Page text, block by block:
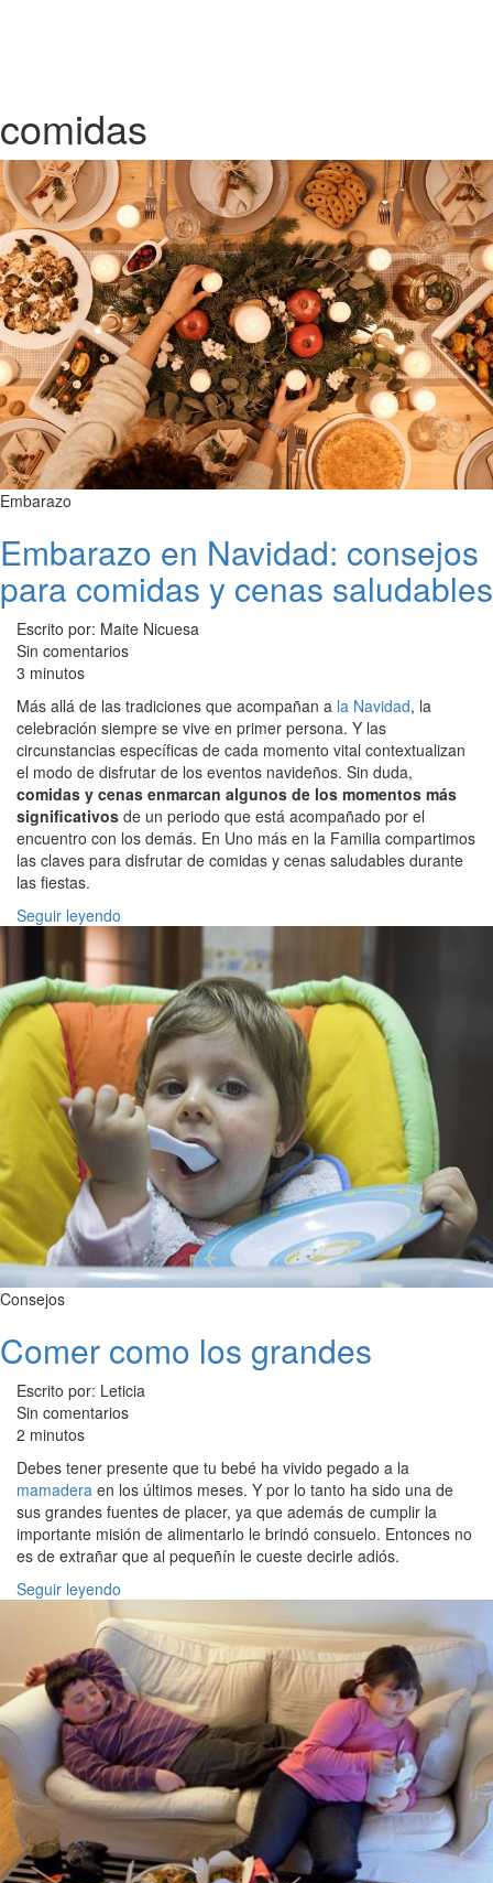
comidas
Embarazo
Embarazo en Navidad: consejos
para comidas y cenas saludables
Escrito por: Maite Nicuesa
Sin comentarios
3 minutos
Más allá de las tradiciones que acompañan a la Navidad, la
celebración siempre se vive en primer persona. Y las
circunstancias específicas de cada momento vital contextualizan
el modo de disfrutar de los eventos navideños. Sin duda,
comidas y cenas enmarcan algunos de los momentos más
significativos de un periodo que está acompañado por el
encuentro con los demás. En Uno más en la Familia compartimos
las claves para disfrutar de comidas y cenas saludables durante
las fiestas.
Seguir leyendo
Consejos
Comer como los grandes
Escrito por: Leticia
Sin comentarios
2 minutos
Debes tener presente que tu bebé ha vivido pegado a la
mamadera en los últimos meses. Y por lo tanto ha sido una de
sus grandes fuentes de placer, ya que además de cumplir la
importante misión de alimentarlo le brindó consuelo. Entonces no
es de extrañar que al pequeñín le cueste decirle adiós.
Seguir leyendo